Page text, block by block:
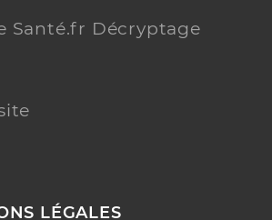
Santé.fr Décryptage
LÉGALES